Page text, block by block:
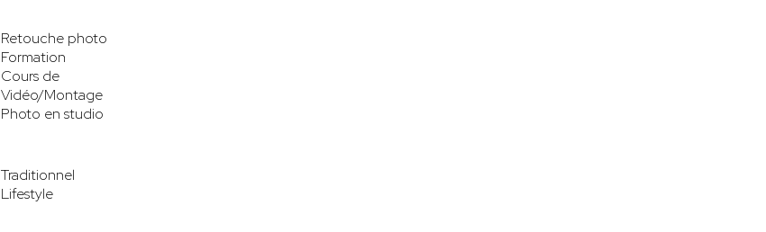
Retouche photo
Formation
Cours de
Vidéo/Montage
Photo en studio
Traditionnel
Lifestyle